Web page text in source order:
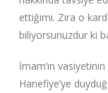
ettiğimi. Zira o
biliyorsunuzdur ki
İmam’ın
Hanefiye’ye